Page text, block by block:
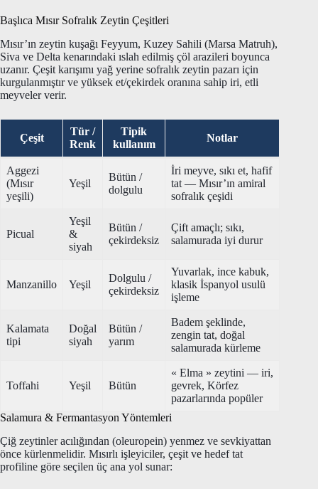
Başlıca Mısır Sofralık Zeytin Çeşitleri
Mısır’ın zeytin kuşağı Feyyum, Kuzey Sahili (Marsa Matruh),
Siva ve Delta kenarındaki ıslah edilmiş çöl arazileri boyunca
uzanır. Çeşit karışımı yağ yerine sofralık zeytin pazarı için
kurgulanmıştır ve yüksek et/çekirdek oranına sahip iri, etli
meyveler verir.
Çeşit
Tür /
Renk
Tipik
kullanım
Notlar
Aggezi
(Mısır
yeşili)
Yeşil
Bütün /
dolgulu
İri meyve, sıkı et, hafif
tat — Mısır’ın amiral
sofralık çeşidi
Picual
Yeşil
&
siyah
Bütün /
çekirdeksiz
Çift amaçlı; sıkı,
salamurada iyi durur
Manzanillo Yeşil
Dolgulu /
çekirdeksiz
Yuvarlak, ince kabuk,
klasik İspanyol usulü
işleme
Kalamata
tipi
Doğal
siyah
Bütün /
yarım
Badem şeklinde,
zengin tat, doğal
salamurada kürleme
Toffahi Yeşil Bütün
« Elma » zeytini — iri,
gevrek, Körfez
pazarlarında popüler
Salamura & Fermantasyon Yöntemleri
Çiğ zeytinler acılığından (oleuropein) yenmez ve sevkiyattan
önce kürlenmelidir. Mısırlı işleyiciler, çeşit ve hedef tat
profiline göre seçilen üç ana yol sunar: